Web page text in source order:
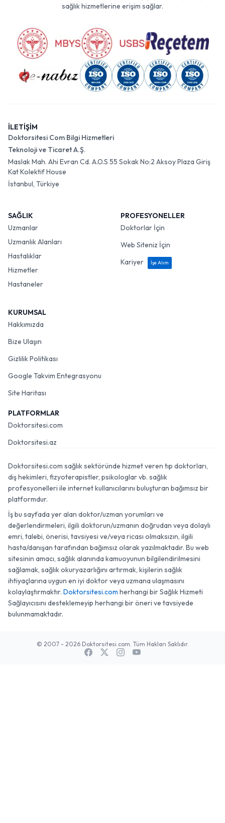
sağlık hizmetlerine erişim sağlar.
İLETİŞİM
Doktorsitesi Com Bilgi Hizmetleri
Teknoloji ve Ticaret A.Ş.
Maslak Mah. Ahi Evran Cd. A.O.S 55 Sokak No:2 Aksoy Plaza Giriş
Kat Kolektif House
İstanbul, Türkiye
SAĞLIK
Uzmanlar
Uzmanlık Alanları
Hastalıklar
Hizmetler
Hastaneler
PROFESYONELLER
Doktorlar İçin
Web Siteniz İçin
Kariyer
İşe Alım
KURUMSAL
Hakkımızda
Bize Ulaşın
Gizlilik Politikası
Google Takvim Entegrasyonu
Site Haritası
PLATFORMLAR
Doktorsitesi.com
Doktorsitesi.az
Doktorsitesi.com sağlık sektöründe hizmet veren tıp doktorları,
diş hekimleri, fizyoterapistler, psikologlar vb. sağlık
profesyonelleri ile internet kullanıcılarını buluşturan bağımsız bir
platformdur.
İş bu sayfada yer alan doktor/uzman yorumları ve
değerlendirmeleri, ilgili doktorun/uzmanın doğrudan veya dolaylı
emri, talebi, önerisi, tavsiyesi ve/veya ricası olmaksızın, ilgili
hasta/danışan tarafından bağımsız olarak yazılmaktadır. Bu web
sitesinin amacı, sağlık alanında kamuoyunun bilgilendirilmesini
sağlamak, sağlık okuryazarlığını artırmak, kişilerin sağlık
ihtiyaçlarına uygun en iyi doktor veya uzmana ulaşmasını
kolaylaştırmaktır. Doktorsitesi.com herhangi bir Sağlık Hizmeti
Sağlayıcısını desteklemeyip herhangi bir öneri ve tavsiyede
bulunmamaktadır.
© 2007 - 2026 Doktorsitesi.com. Tüm Hakları Saklıdır.